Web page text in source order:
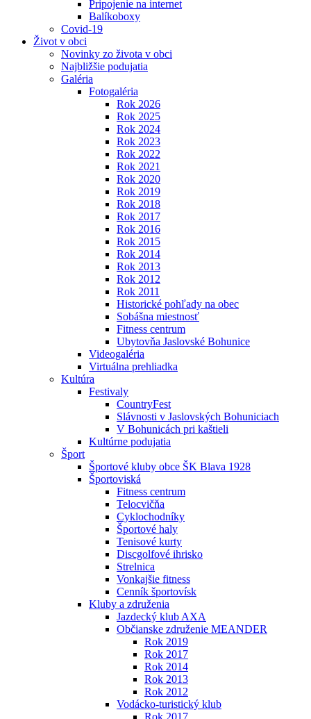
Pripojenie na internet
Balíkoboxy
Covid-19
Život v obci
Novinky zo života v obci
Najbližšie podujatia
Galéria
Fotogaléria
Rok 2026
Rok 2025
Rok 2024
Rok 2023
Rok 2022
Rok 2021
Rok 2020
Rok 2019
Rok 2018
Rok 2017
Rok 2016
Rok 2015
Rok 2014
Rok 2013
Rok 2012
Rok 2011
Historické pohľady na obec
Sobášna miestnosť
Fitness centrum
Ubytovňa Jaslovské Bohunice
Videogaléria
Virtuálna prehliadka
Kultúra
Festivaly
CountryFest
Slávnosti v Jaslovských Bohuniciach
V Bohunicách pri kaštieli
Kultúrne podujatia
Šport
Športové kluby obce ŠK Blava 1928
Športoviská
Fitness centrum
Telocvičňa
Cyklochodníky
Športové haly
Tenisové kurty
Discgolfové ihrisko
Strelnica
Vonkajšie fitness
Cenník športovísk
Kluby a združenia
Jazdecký klub AXA
Občianske združenie MEANDER
Rok 2019
Rok 2017
Rok 2014
Rok 2013
Rok 2012
Vodácko-turistický klub
Rok 2017